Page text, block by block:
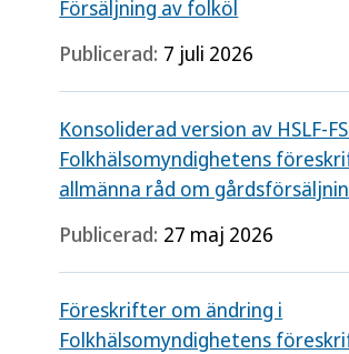
Försäljning av folköl
Publicerad: 7 juli 2026
Konsoliderad version av HSLF-
Folkhälsomyndighetens
allmänna råd om
Publicerad: 27 maj 2026
Föreskrifter om ändring i
Folkhälsomyndighetens